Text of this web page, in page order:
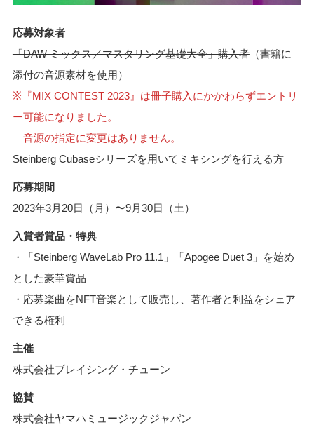
応募対象者
「DAW ミックス／マスタリング基礎大全」購入者（書籍に
添付の音源素材を使用）
※『MIX CONTEST 2023』は冊子購入にかかわらずエントリ
ー可能になりました。
音源の指定に変更はありません。
Steinberg Cubaseシリーズを用いてミキシングを行える方
応募期間
2023年3月20日（月）〜9月30日（土）
入賞者賞品・特典
・「Steinberg WaveLab Pro 11.1」「Apogee Duet 3」を始め
とした豪華賞品
・応募楽曲をNFT音楽として販売し、著作者と利益をシェア
できる権利
主催
株式会社ブレイシング・チューン
協賛
株式会社ヤマハミュージックジャパン